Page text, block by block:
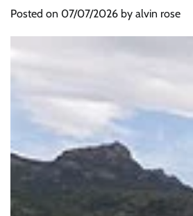
Posted on 07/07/2026 by alvin rose